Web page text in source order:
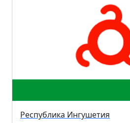
Республика Ингушетия